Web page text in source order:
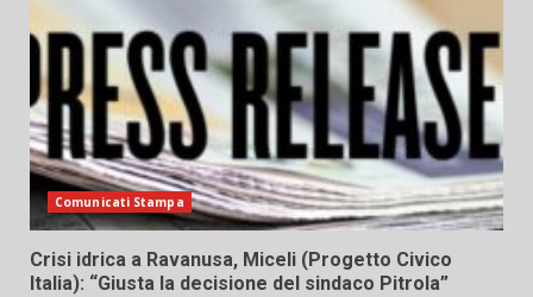
Comunicati Stampa
Crisi idrica a Ravanusa, Miceli (Progetto Civico
Italia): “Giusta la decisione del sindaco Pitrola”